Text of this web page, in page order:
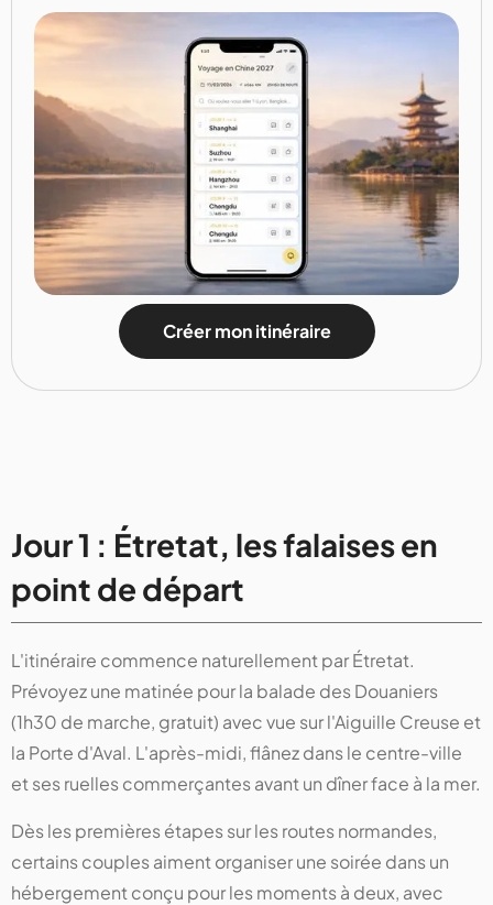
Créer mon itinéraire
Jour 1 : Étretat, les falaises en
point de départ
L'itinéraire commence naturellement par Étretat.
Prévoyez une matinée pour la balade des Douaniers
(1h30 de marche, gratuit) avec vue sur l'Aiguille Creuse et
la Porte d'Aval. L'après-midi, flânez dans le centre-ville
et ses ruelles commerçantes avant un dîner face à la mer.
Dès les premières étapes sur les routes normandes,
certains couples aiment organiser une soirée dans un
hébergement conçu pour les moments à deux, avec